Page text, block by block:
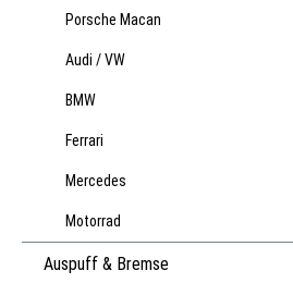
Porsche Macan
Audi / VW
BMW
Ferrari
Mercedes
Motorrad
Auspuff & Bremse